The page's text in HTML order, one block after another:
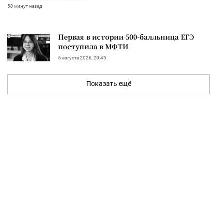
58 минут назад
Первая в истории 500-балльница ЕГЭ
поступила в МФТИ
6 августа 2026, 20:45
Показать ещё